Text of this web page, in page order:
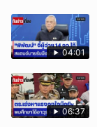
04:01
06:37